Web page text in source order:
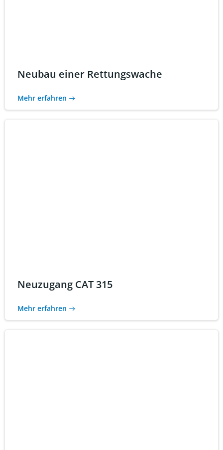
Neubau einer Rettungswache
Mehr erfahren
Neuzugang CAT 315
Mehr erfahren